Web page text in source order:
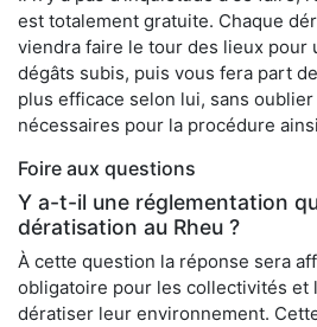
est totalement gratuite. Chaque
viendra faire le tour des lieux pour
dégâts subis, puis vous fera part
plus efficace selon lui, sans
nécessaires pour la procédure
Foire aux questions
Y a-t-il une réglementation
dératisation au Rheu ?
À cette question la réponse sera
obligatoire pour les collectivités et
dératiser leur environnement.